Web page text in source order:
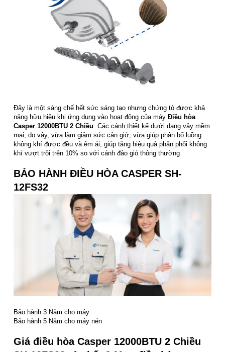
Đây là một sáng chế hết sức sáng tạo nhưng chứng tỏ được khả
năng hữu hiệu khi ứng dụng vào hoạt động của máy Điều hòa
Casper 12000BTU 2 Chiều. Các cánh thiết kế dưới dạng vây mềm
mại, do vậy, vừa làm giảm sức cản giớ, vừa giúp phân bổ luồng
không khí được đều và êm ái, giúp tăng hiệu quả phân phối không
khí vượt trội trên 10% so với cánh đảo gió thông thường
BẢO HÀNH ĐIỀU HÒA CASPER SH-
12FS32
Bảo hành 3 Năm cho máy
Bảo hành 5 Năm cho máy nén
Giá điều hòa Casper 12000BTU 2 Chiều